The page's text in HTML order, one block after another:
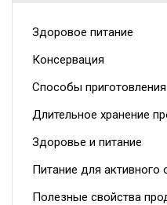
Здоровое питание
Консервация
Способы
Длительное хранение
Здоровье и питание
Питание для активного
Полезные свойства